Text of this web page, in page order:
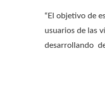
“El objetivo de
usuarios de las
desarrollando